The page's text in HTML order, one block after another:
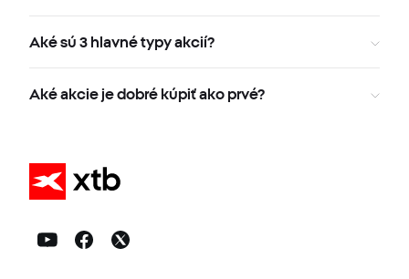
Aké sú 3 hlavné typy akcií?
Aké akcie je dobré kúpiť ako prvé?